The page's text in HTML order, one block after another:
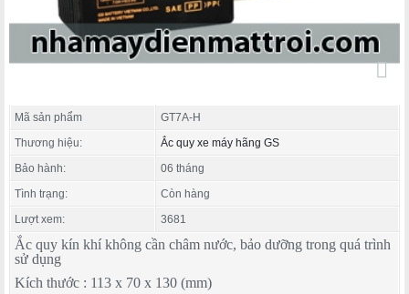
Mã sản phẩm
GT7A-H
Thương hiệu:
Ắc quy xe máy hãng GS
Bảo hành:
06 tháng
Tình trạng:
Còn hàng
Lượt xem:
3681
Ắc quy kín khí không cần châm nước, bảo dưỡng trong quá trình
sử dụng
Kích thước : 113 x 70 x 130 (mm)